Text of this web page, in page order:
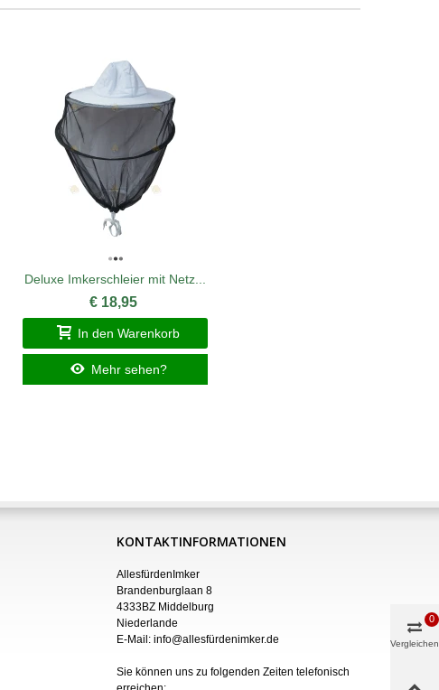
Deluxe Imkerschleier mit Netz...
€ 18,95
In den Warenkorb
Mehr sehen?
KONTAKTINFORMATIONEN
AllesfürdenImker
Brandenburglaan 8
4333BZ Middelburg
Niederlande
E-Mail: info@allesfürdenimker.de
Sie können uns zu folgenden Zeiten telefonisch
Vergleichen
0